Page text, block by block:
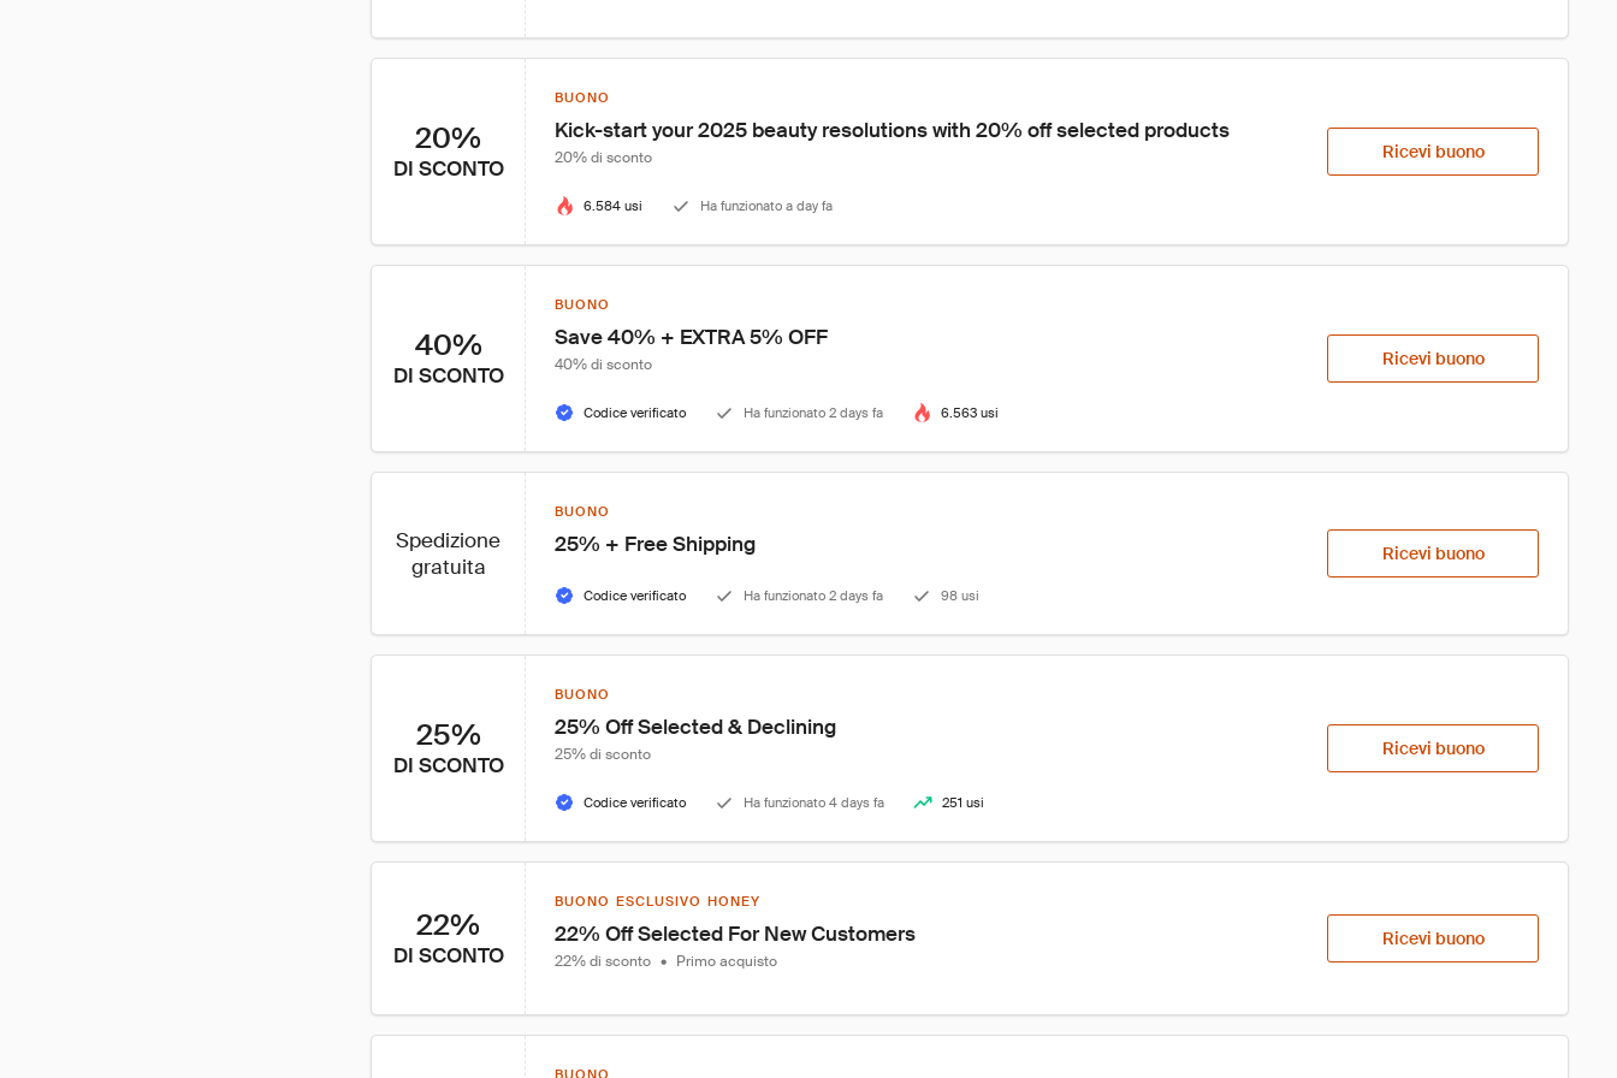
20%
DI SCONTO
BUONO
Kick-start your 2025 beauty resolutions with 20% off selected products
20% di sconto
6.584 usi Ha funzionato a day fa
Ricevi buono
40%
DI SCONTO
BUONO
Save 40% + EXTRA 5% OFF
40% di sconto
Codice verificato Ha funzionato 2 days fa 6.563 usi
Ricevi buono
Spedizione
gratuita
BUONO
25% + Free Shipping
Codice verificato Ha funzionato 2 days fa 98 usi
Ricevi buono
25%
DI SCONTO
BUONO
25% Off Selected & Declining
25% di sconto
Codice verificato Ha funzionato 4 days fa 251 usi
Ricevi buono
22%
DI SCONTO
BUONO ESCLUSIVO HONEY
22% Off Selected For New Customers
22% di sconto • Primo acquisto
Ricevi buono
BUONO